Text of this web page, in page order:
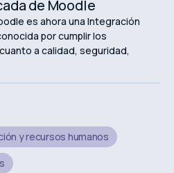
de Moodle
es ahora una Integración
por cumplir los
a calidad, seguridad,
y recursos humanos